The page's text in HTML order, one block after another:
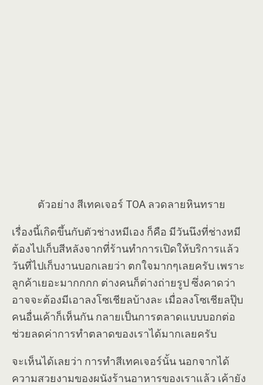
ตัวอย่าง สีเทคเจอร์ TOA ลวดลายหินทราย
เรื่องนี้เกิดขึ้นกับตัวช่างหมีเอง ก็คือ มีวันนึงที่ช่างหมี
ต้องไปเก็บสีหลังจากที่ร้านทำการเปิดให้บริการแล้ว
วันที่ไปเก็บงานบอกเลยว่า ตกใจมากๆเลยครับ เพราะ
ลูกค้าเยอะมากกกก ต่างคนก็ต่างถ่ายรูป ซึ่งคาดว่า
อาจจะต้องมีเอาลงโซเชียลบ้างละ เมื่อลงโซเชียลปุ๊บ
คนอื่นเค้าก็เห็นกัน กลายเป็นการตลาดแบบบอกต่อ
ช่วยลดค่าการทำตลาดของเราได้มากเลยครับ
จะเห็นได้เลยว่า การทำสีเทคเจอร์นั้น นอกจากได้
ความสวยงามของผนังร้านอาหารของเราแล้ว เค้ายัง